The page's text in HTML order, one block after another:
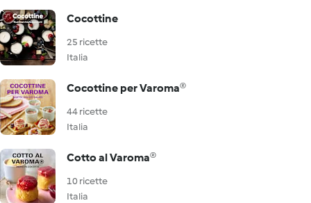
Cocottine
25 ricette
Italia
Cocottine per Varoma®
44 ricette
Italia
Cotto al Varoma®
10 ricette
Italia